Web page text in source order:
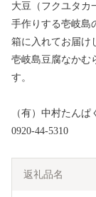
大豆（フクユタカ
手作りする壱岐島
箱に入れてお届け
壱岐島豆腐なかむ
す。
（有）中村たんぱ
0920-44-5310
返礼品名